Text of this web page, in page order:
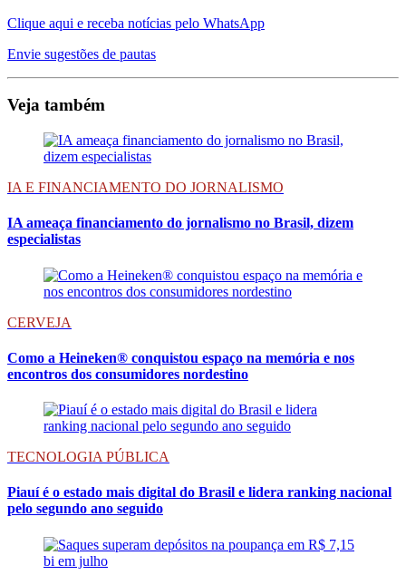
Clique aqui e receba notícias pelo WhatsApp
Envie sugestões de pautas
Veja também
IA E FINANCIAMENTO DO JORNALISMO
IA ameaça financiamento do jornalismo no Brasil, dizem
especialistas
CERVEJA
Como a Heineken® conquistou espaço na memória e nos
encontros dos consumidores nordestino
TECNOLOGIA PÚBLICA
Piauí é o estado mais digital do Brasil e lidera ranking nacional
pelo segundo ano seguido